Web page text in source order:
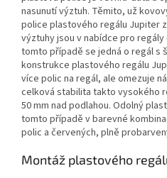
nasunutí výztuh. Těmito, už
police plastového regálu Jupiter
výztuhy jsou v nabídce pro regály
tomto případě se jedná o regál s
konstrukce plastového regálu
více polic na regál, ale omezuje
celková stabilita takto vysokého
50 mm nad podlahou. Odolný
tomto případě v barevné
polic a červených, plně
Montáž plastového